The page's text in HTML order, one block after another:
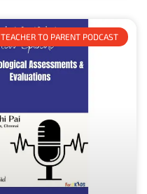
TEACHER TO PARENT PODCAST